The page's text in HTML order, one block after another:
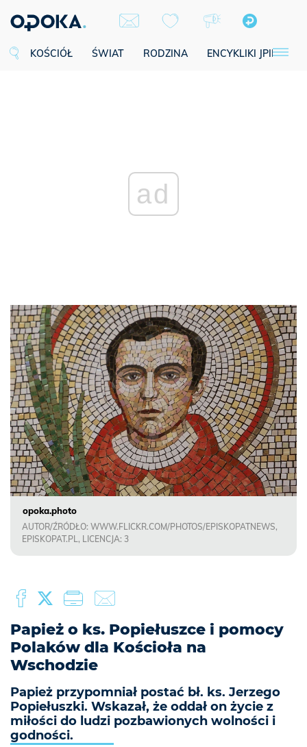
KOŚCIÓŁ ŚWIAT RODZINA ENCYKLIKI JPII
ad
opoka.photo
AUTOR/ŹRÓDŁO: WWW.FLICKR.COM/PHOTOS/EPISKOPATNEWS,
EPISKOPAT.PL, LICENCJA: 3
Papież o ks. Popiełuszce i pomocy
Polaków dla Kościoła na
Wschodzie
Papież przypomniał postać bł. ks. Jerzego
Popiełuszki. Wskazał, że oddał on życie z
miłości do ludzi pozbawionych wolności i
godności.